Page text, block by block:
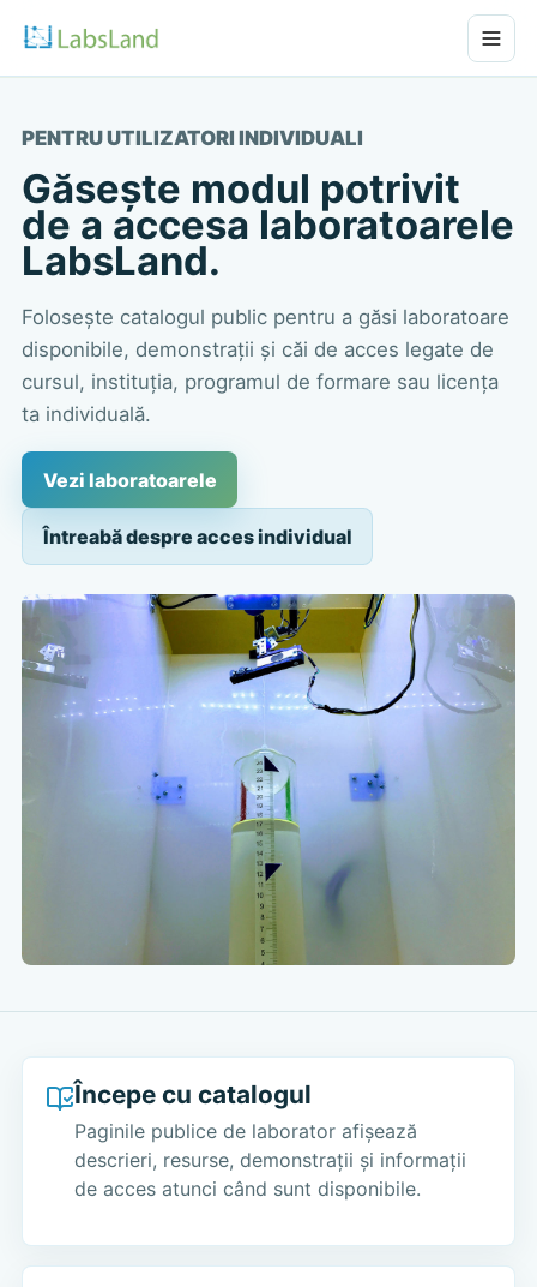
PENTRU UTILIZATORI INDIVIDUALI
Găsește modul potrivit
de a accesa laboratoarele
LabsLand.
Folosește catalogul public pentru a găsi laboratoare
disponibile, demonstrații și căi de acces legate de
cursul, instituția, programul de formare sau licența
ta individuală.
Vezi laboratoarele
Întreabă despre acces individual
Începe cu catalogul
Paginile publice de laborator afișează
descrieri, resurse, demonstrații și informații
de acces atunci când sunt disponibile.